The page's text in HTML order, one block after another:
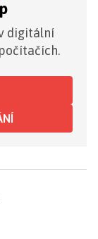
digitální